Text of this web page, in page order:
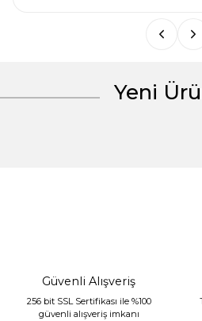
Yeni
Güvenli Alışveriş
256 bit SSL Sertifikası ile %100
güvenli alışveriş imkanı